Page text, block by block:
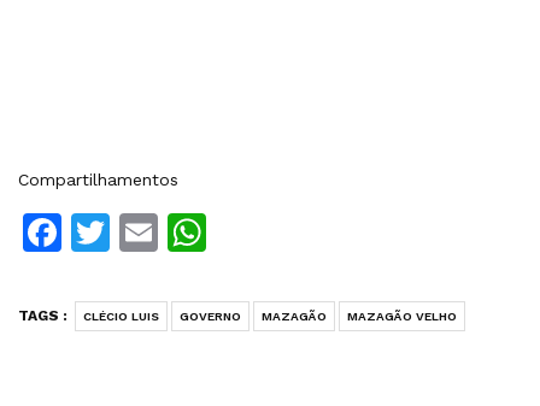
Compartilhamentos
Facebook
Twitter
Email
TAGS : CLÉCIO LUIS GOVERNO MAZAGÃO MAZAGÃO VELHO